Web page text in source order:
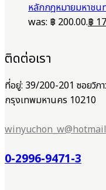
หลักกฎหมายมหาชน
was: ฿ 200.00.฿
ติดต่อเรา
ที่อยู่: 39/200-201 ซอยวิภ
กรุงเทพมหานคร 10210
0-2996-9471-3